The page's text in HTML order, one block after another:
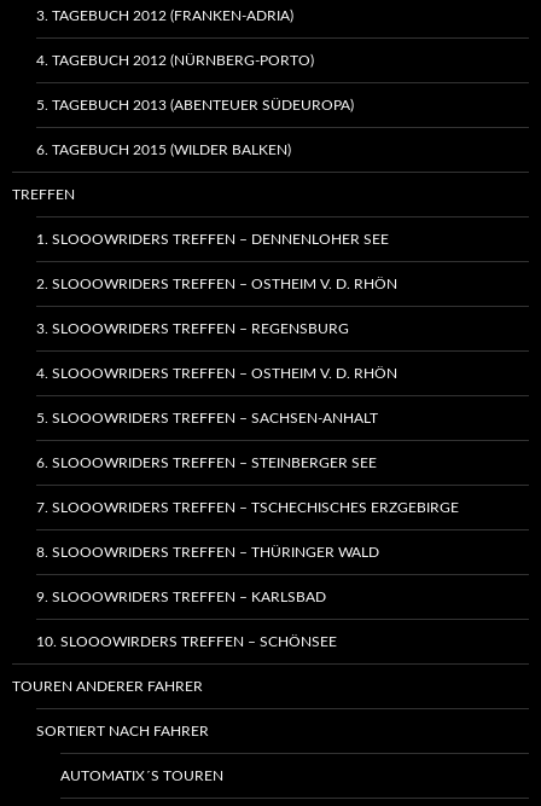
3. TAGEBUCH 2012 (FRANKEN-ADRIA)
4. TAGEBUCH 2012 (NÜRNBERG-PORTO)
5. TAGEBUCH 2013 (ABENTEUER SÜDEUROPA)
6. TAGEBUCH 2015 (WILDER BALKEN)
TREFFEN
1. SLOOOWRIDERS TREFFEN – DENNENLOHER SEE
2. SLOOOWRIDERS TREFFEN – OSTHEIM V. D. RHÖN
3. SLOOOWRIDERS TREFFEN – REGENSBURG
4. SLOOOWRIDERS TREFFEN – OSTHEIM V. D. RHÖN
5. SLOOOWRIDERS TREFFEN – SACHSEN-ANHALT
6. SLOOOWRIDERS TREFFEN – STEINBERGER SEE
7. SLOOOWRIDERS TREFFEN – TSCHECHISCHES ERZGEBIRGE
8. SLOOOWRIDERS TREFFEN – THÜRINGER WALD
9. SLOOOWRIDERS TREFFEN – KARLSBAD
10. SLOOOWIRDERS TREFFEN – SCHÖNSEE
TOUREN ANDERER FAHRER
SORTIERT NACH FAHRER
AUTOMATIX´S TOUREN